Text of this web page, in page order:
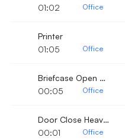
01:02
Office
Printer
01:05
Office
Briefcase Open Close
00:05
Office
Door Close Heavy slam
00:01
Office